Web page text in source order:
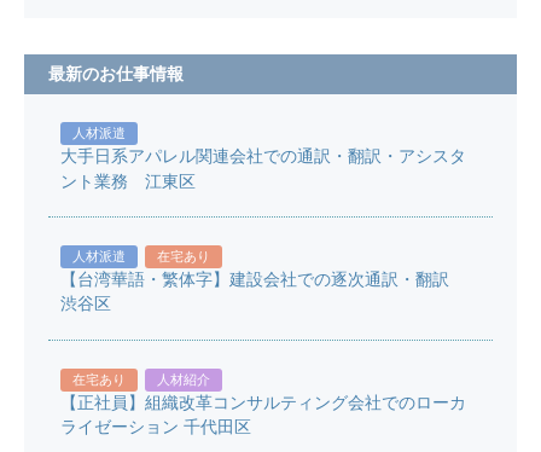
最新のお仕事情報
人材派遣
大手日系アパレル関連会社での通訳・翻訳・アシスタ
ント業務 江東区
人材派遣 在宅あり
【台湾華語・繁体字】建設会社での逐次通訳・翻訳
渋谷区
在宅あり 人材紹介
【正社員】組織改革コンサルティング会社でのローカ
ライゼーション 千代田区